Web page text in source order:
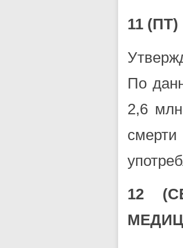
11
По
2,6
12